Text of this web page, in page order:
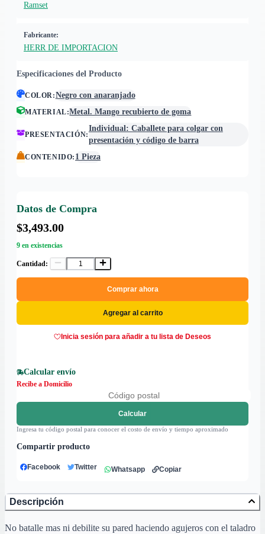
Ramset
Fabricante:
HERR DE IMPORTACION
Especificaciones del Producto
COLOR:Negro con anaranjado
MATERIAL:Metal. Mango recubierto de goma
PRESENTACIÓN:
Individual: Caballete para colgar con
presentación y código de barra
CONTENIDO: 1 Pieza
Datos de Compra
$3,493.00
9 en existencias
Cantidad:
Comprar ahora
Agregar al carrito
Inicia sesión para añadir a tu lista de Deseos
Calcular envío
Recibe a Domicilio
Calcular
Ingresa tu código postal para conocer el costo de envío y tiempo aproximado
Compartir producto
Facebook Twitter Whatsapp Copiar
Descripción
No batalle mas ni debilite su pared haciendo agujeros con el taladro